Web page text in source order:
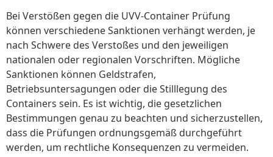
Bei Verstößen gegen die UVV-Container Prüfung
können verschiedene Sanktionen verhängt werden, je
nach Schwere des Verstoßes und den jeweiligen
nationalen oder regionalen Vorschriften. Mögliche
Sanktionen können Geldstrafen,
Betriebsuntersagungen oder die Stilllegung des
Containers sein. Es ist wichtig, die gesetzlichen
Bestimmungen genau zu beachten und sicherzustellen,
dass die Prüfungen ordnungsgemäß durchgeführt
werden, um rechtliche Konsequenzen zu vermeiden.